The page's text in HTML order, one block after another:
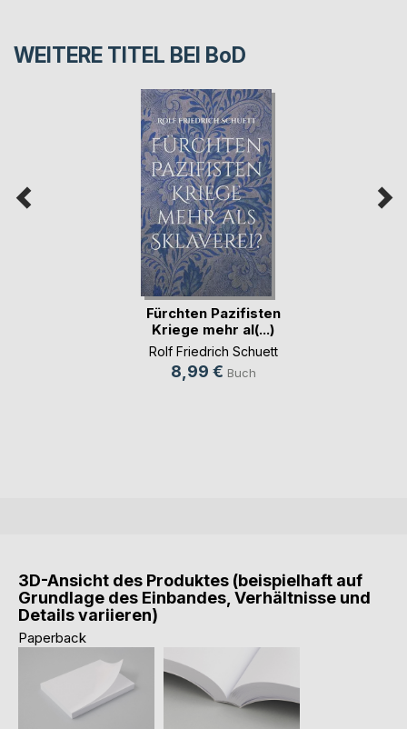
WEITERE TITEL BEI BoD
Fürchten Pazifisten
Kriege mehr al(...)
Rolf Friedrich Schuett
8,99 € Buch
3D-Ansicht des Produktes (beispielhaft auf
Grundlage des Einbandes, Verhältnisse und
Details variieren)
Paperback